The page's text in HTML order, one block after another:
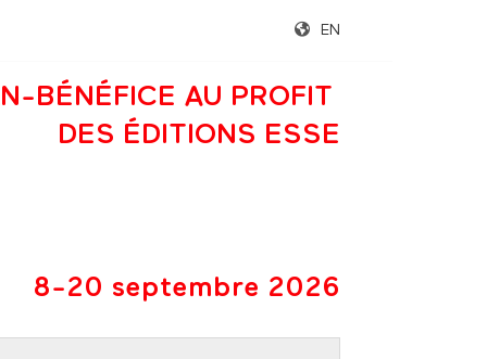
EN
BÉNÉFICE AU PROFIT
DES ÉDITIONS ESSE
8-20 septembre 2026